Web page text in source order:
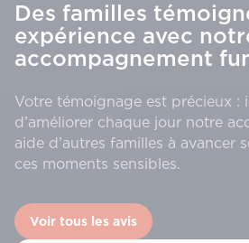
Des familles
expérience avec
accompagnement
Votre témoignage est précieux :
d’améliorer chaque jour notre
aide d’autres familles à avancer
ces moments sensibles.
Voir tous les avis